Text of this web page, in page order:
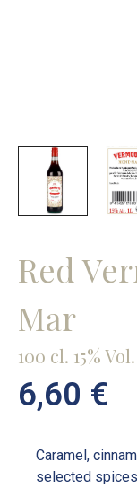
Red
Mar
100 cl. 15% Vol.
6,60 €
Caramel,
selected